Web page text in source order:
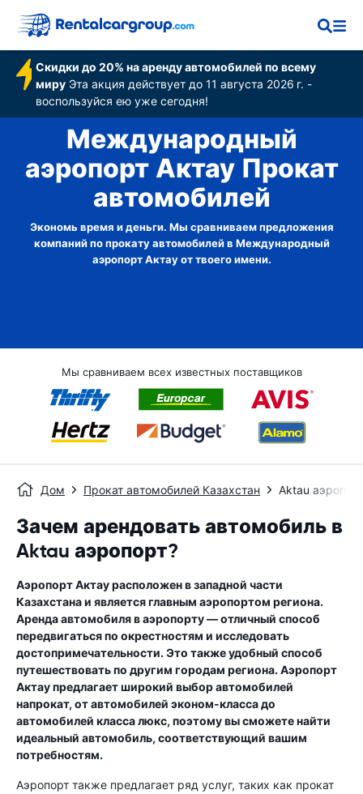
Скидки до 20% на аренду автомобилей по всему
мируЭта акция действует до 11 августа 2026 г. -
воспользуйся ею уже сегодня!
Международный
аэропорт Актау Прокат
автомобилей
Экономь время и деньги. Мы сравниваем предложения
компаний по прокату автомобилей в Международный
аэропорт Актау от твоего имени.
Мы сравниваем всех известных поставщиков
Дом Прокат автомобилей Казахстан Aktau
Зачем арендовать автомобиль в
Aktau аэропорт?
Аэропорт Актау расположен в западной части
Казахстана и является главным аэропортом региона.
Аренда автомобиля в аэропорту — отличный способ
передвигаться по окрестностям и исследовать
достопримечательности. Это также удобный способ
путешествовать по другим городам региона. Аэропорт
Актау предлагает широкий выбор автомобилей
напрокат, от автомобилей эконом-класса до
автомобилей класса люкс, поэтому вы сможете найти
идеальный автомобиль, соответствующий вашим
потребностям.
Аэропорт также предлагает ряд услуг, таких как прокат